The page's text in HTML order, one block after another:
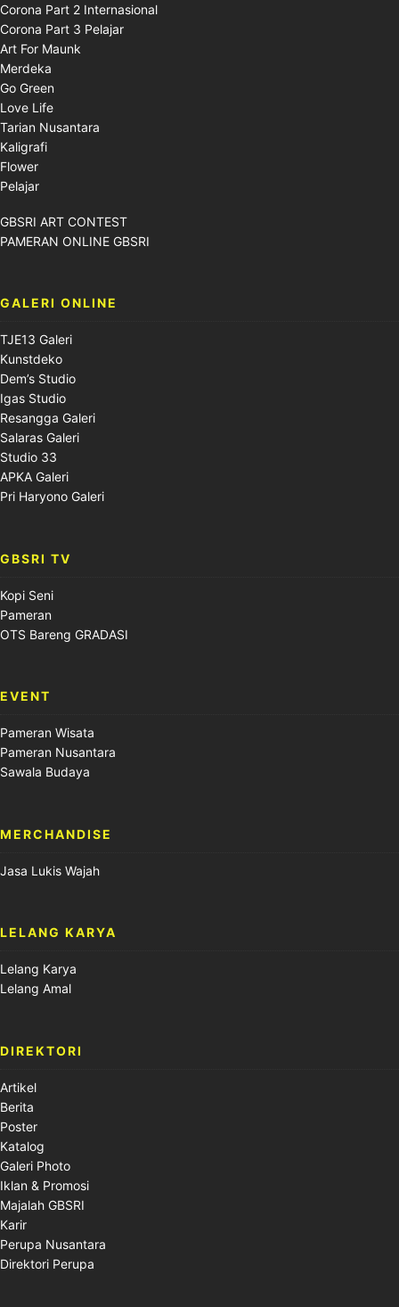
Corona Part 2 Internasional
Corona Part 3 Pelajar
Art For Maunk
Merdeka
Go Green
Love Life
Tarian Nusantara
Kaligrafi
Flower
Pelajar
GBSRI ART CONTEST
PAMERAN ONLINE GBSRI
GALERI ONLINE
TJE13 Galeri
Kunstdeko
Dem’s Studio
Igas Studio
Resangga Galeri
Salaras Galeri
Studio 33
APKA Galeri
Pri Haryono Galeri
GBSRI TV
Kopi Seni
Pameran
OTS Bareng GRADASI
EVENT
Pameran Wisata
Pameran Nusantara
Sawala Budaya
MERCHANDISE
Jasa Lukis Wajah
LELANG KARYA
Lelang Karya
Lelang Amal
DIREKTORI
Artikel
Berita
Poster
Katalog
Galeri Photo
Iklan & Promosi
Majalah GBSRI
Karir
Perupa Nusantara
Direktori Perupa